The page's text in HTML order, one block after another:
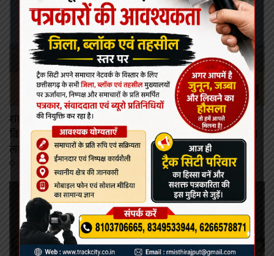
रायपुर
शासन की जनकल्याणकारी योजनाओं का करें समयबद्ध
क्रियान्वयन , प्रत्येक पात्र व्यक्ति को मिले शासन की योजनाओं का
लाभ : मुख्यमंत्री विष्णुदेव साय।
August 6, 2026